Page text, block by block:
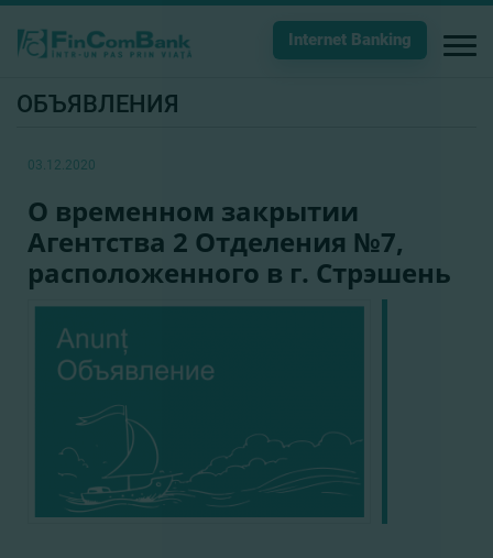
Internet Banking
ОБЪЯВЛЕНИЯ
03.12.2020
О временном закрытии
Агентства 2 Отделения №7,
расположенного в г. Стрэшень